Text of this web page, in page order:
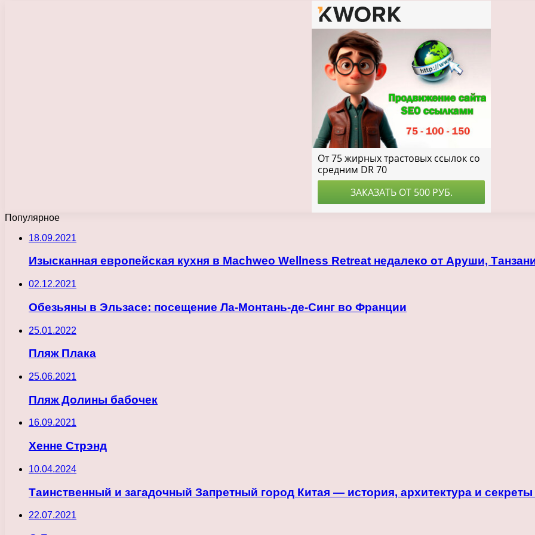
Популярное
18.09.2021
Изысканная европейская кухня в Machweo Wellness Retreat недалеко от Аруши,
02.12.2021
Обезьяны в Эльзасе: посещение Ла-Монтань-де-Синг во Франции
25.01.2022
Пляж Плака
25.06.2021
Пляж Долины бабочек
16.09.2021
Хенне Стрэнд
10.04.2024
Таинственный и загадочный Запретный город Китая — история, архитектура и секреты
22.07.2021